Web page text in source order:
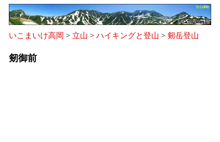
いこまいけ高岡 > 立山 > ハイキングと登山 > 剱岳登山
剱御前